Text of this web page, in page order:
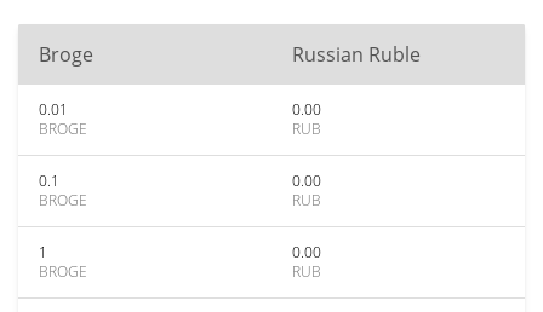
Broge Russian Ruble
0.01
BROGE
0.00
RUB
0.1
BROGE
0.00
RUB
1
BROGE
0.00
RUB